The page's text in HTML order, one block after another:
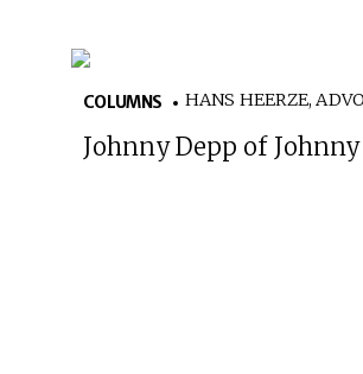
COLUMNS HANS HEERZE,
Johnny Depp of